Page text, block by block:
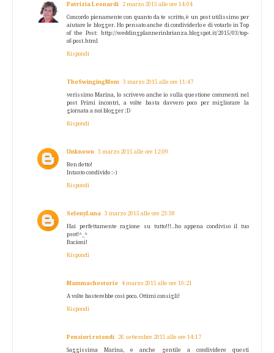
Patrizia Leonardi 2 marzo 2015 alle ore 14:04
Concordo pienamente con quanto da te scritto, è un post utilissimo per
aiutare le blogger. Ho pensato anche di condividerlo e di votarlo in Top
of the Post: http://weddingplannerinbrianza.blogspot.it/2015/03/top-
of-post.html
Rispondi
TheSwingingMom 3 marzo 2015 alle ore 11:47
verissimo Marina, lo scrivevo anche io sulla questione commenti nel
post Primi incontri, a volte basta davvero poco per migliorare la
giornata a noi blogger :D
Rispondi
Unknown 3 marzo 2015 alle ore 12:09
Ben detto!
Intanto condivido :-)
Rispondi
SelenyLuna 3 marzo 2015 alle ore 23:38
Hai perfettamente ragione su tutto!!!..ho appena condiviso il tuo
psot!^_^
Bacioni!
Rispondi
Mammachestorie 4 marzo 2015 alle ore 10:21
A volte basterebbe così poco. Ottimi consigli!
Rispondi
Pensieri rotondi 26 settembre 2015 alle ore 14:17
Saggissima Marina, e anche gentile a condividere questi